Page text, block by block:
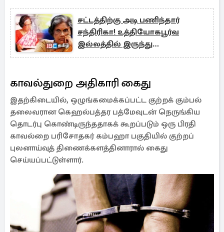
சட்டத்திற்கு அடி பணிந்தார்
சந்திரிகா! உத்தியோகபூர்வ
இல்லத்தில் இருந்து
வெளியேற்றம்
காவல்துறை அதிகாரி கைது
இதற்கிடையில், ஒழுங்கமைக்கப்பட்ட குற்றக் கும்பல்
தலைவரான கெஹல்பத்தர பத்மேவுடன் நெருங்கிய
தொடர்பு கொண்டிருந்ததாகக் கூறப்படும் ஒரு பிரதி
காவல்றை பரிசோதகர் கம்பஹா பகுதியில் குற்றப்
புலனாய்வுத் திணைக்களத்தினாரால் கைது
செய்யப்பட்டுள்ளார்.